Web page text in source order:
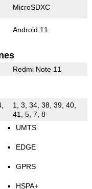
MicroSDXC
Android 11
Redmi Note 11
1, 3, 34, 38, 39, 40,
41, 5, 7, 8
UMTS
EDGE
GPRS
HSPA+